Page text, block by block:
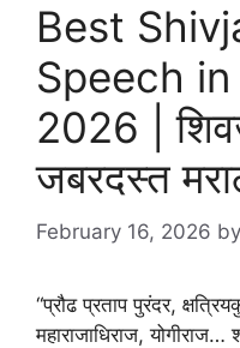
Best
Speech
2026 |
जबरदस्त
February 16, 2026 by
“प्रौढ प्रताप पुरंदर,
महाराजाधिराज, योगीराज…